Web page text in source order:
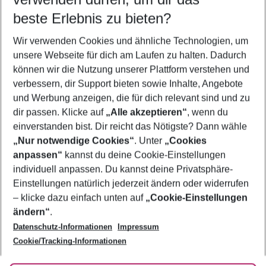
5-8 Nächte
2 Erwachsene Keine Kinder
Mehr Filter anzeigen
Footer
Footer navigation
Über uns
AGB
Bestpreisgarantie
Cookie-Einstellungen ändern
Cookie-Richtlinie
Agenturbetreuung
Barrierefreies Reisen
Folge uns
beste Erlebnis zu bieten?
Wir verwenden Cookies und ähnliche Technologien, um
unsere Webseite für dich am Laufen zu halten. Dadurch
können wir die Nutzung unserer Plattform verstehen und
verbessern, dir Support bieten sowie Inhalte, Angebote
und Werbung anzeigen, die für dich relevant sind und zu
dir passen. Klicke auf „Alle akzeptieren“, wenn du
einverstanden bist. Dir reicht das Nötigste? Dann wähle
„Nur notwendige Cookies“. Unter „Cookies
anpassen“ kannst du deine Cookie-Einstellungen
individuell anpassen. Du kannst deine Privatsphäre-
Einstellungen natürlich jederzeit ändern oder widerrufen
– klicke dazu einfach unten auf „Cookie-Einstellungen
ändern“.
Datenschutz-Informationen
Impressum
Cookie/Tracking-Informationen